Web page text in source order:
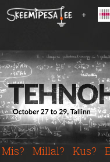
t
o
m
a
i
n
c
o
+
Mis? Millal? Kus?